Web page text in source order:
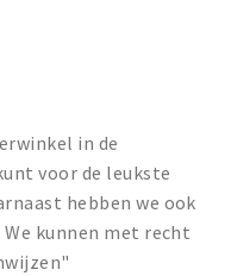
in de
voor de leukste
hebben we ook
kunnen met recht